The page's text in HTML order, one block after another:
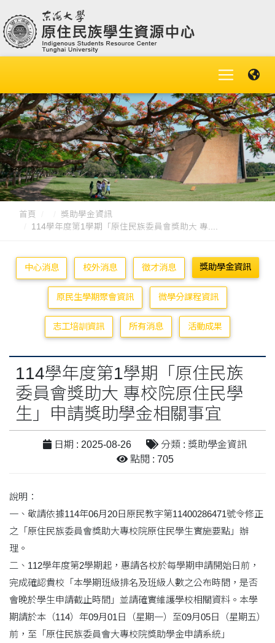
首頁
獎助學金資訊
114學年度第1學期「原住民族委員會獎助大 專....
中心消息 校外消息 徵才消息 獎助學金資訊
原民生學期聚會資訊 微學分課程資訊
志工培訓資訊 所有消息 活動成果
114學年度第1學期「原住民族
委員會獎助大 專校院原住民學
生」申請獎助學金相關事宜
日期 : 2025-08-26
分類 : 獎助學金資訊
點閱 : 705
說明：
一、敬請依據114年06月20日原民教字第11400286471號令修正
之「原住民族委員會獎助大專校院原住民學生實施要點」辦
理。
二、112學年度第2學期起，惠請各校於每學期申請開始日前，
完成確認貴校「本學期班級排名及班級人數之公布時間，是否
會晚於學生申請截止時間」並請確實維護學校相關資料。本學
期請於本（114）年09月01日（星期一）至09月05日（星期五）
前，至「原住民族委員會大專校院獎助學金申請系統」